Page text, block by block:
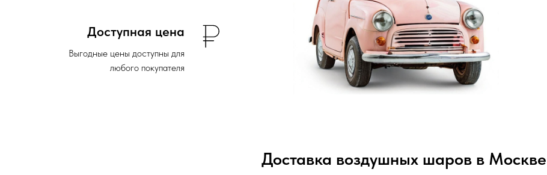
Доступная цена
Выгодные цены доступны для
любого покупателя
Доставка воздушных шаров в Москве